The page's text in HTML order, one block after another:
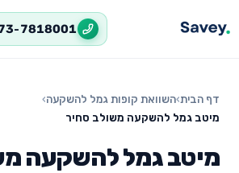
7818001
דף הבית›השוואת קופות גמל להשקעה›
מיטב גמל להשקעה משולב סחיר
מיטב גמל להשקעה